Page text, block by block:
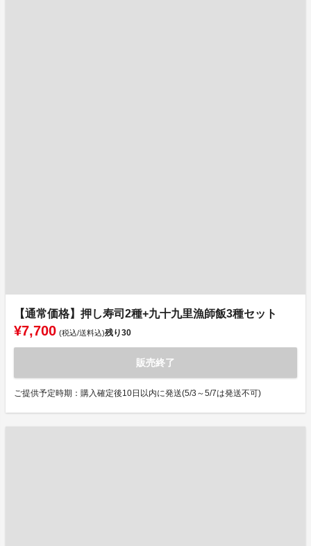
【通常価格】押し寿司2種+九十九里漁師飯3種セット
¥7,700 (税込/送料込)残り30
販売終了
ご提供予定時期：購入確定後10日以内に発送(5/3～5/7は発送不可)